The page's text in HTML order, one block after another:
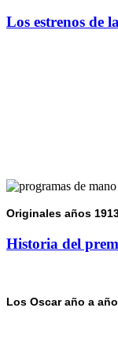
Los estrenos de
Originales años
Historia del
Los Oscar año a año